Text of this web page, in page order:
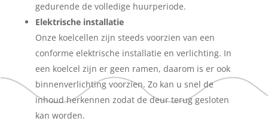
gedurende de volledige huurperiode.
Elektrische installatie
Onze koelcellen zijn steeds voorzien van een
conforme elektrische installatie en verlichting. In
een koelcel zijn er geen ramen, daarom is er ook
binnenverlichting voorzien. Zo kan u snel de
inhoud herkennen zodat de deur terug gesloten
kan worden.